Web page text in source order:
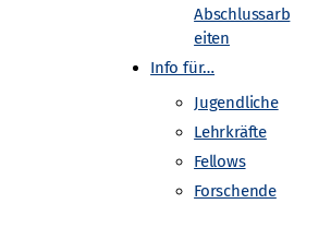
Abschlussarb
eiten
Info für…
Jugendliche
Lehrkräfte
Fellows
Forschende
in Deutschland sowie auf
Fermilab mit seinem